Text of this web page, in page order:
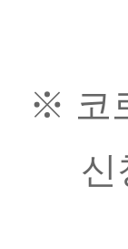
※ 코
신